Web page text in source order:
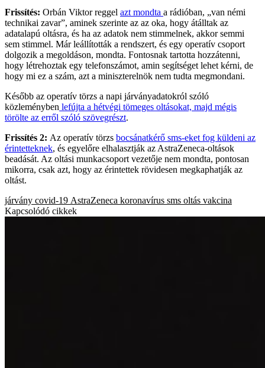
Frissítés: Orbán Viktor reggel azt mondta a rádióban, „van némi
technikai zavar”, aminek szerinte az az oka, hogy átálltak az
adatalapú oltásra, és ha az adatok nem stimmelnek, akkor semmi
sem stimmel. Már leállították a rendszert, és egy operatív csoport
dolgozik a megoldáson, mondta. Fontosnak tartotta hozzátenni,
hogy létrehoztak egy telefonszámot, amin segítséget lehet kérni, de
hogy mi ez a szám, azt a miniszterelnök nem tudta megmondani.
Később az operatív törzs a napi járványadatokról szóló
közleményben lefújta a hétvégi tömeges oltásokat, majd mégis
törölte az erről szóló szövegrészt.
Frissítés 2: Az operatív törzs bocsánatkérő sms-eket fog küldeni az
érintetteknek, és egyelőre elhalasztják az AstraZeneca-oltások
beadását. Az oltási munkacsoport vezetője nem mondta, pontosan
mikorra, csak azt, hogy az érintettek rövidesen megkaphatják az
oltást.
járvány covid-19 AstraZeneca koronavírus sms oltás vakcina
Kapcsolódó cikkek